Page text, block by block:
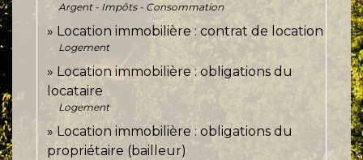
Argent - Impôts - Consommation
Location immobilière : contrat de location
Logement
Location immobilière : obligations du
locataire
Logement
Location immobilière : obligations du
propriétaire (bailleur)